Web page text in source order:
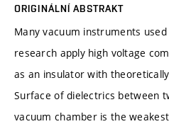
ORIGINÁLNÍ ABSTRAKT
Many vacuum instruments
research apply high voltage
as an insulator with
Surface of dielectrics between
vacuum chamber is the